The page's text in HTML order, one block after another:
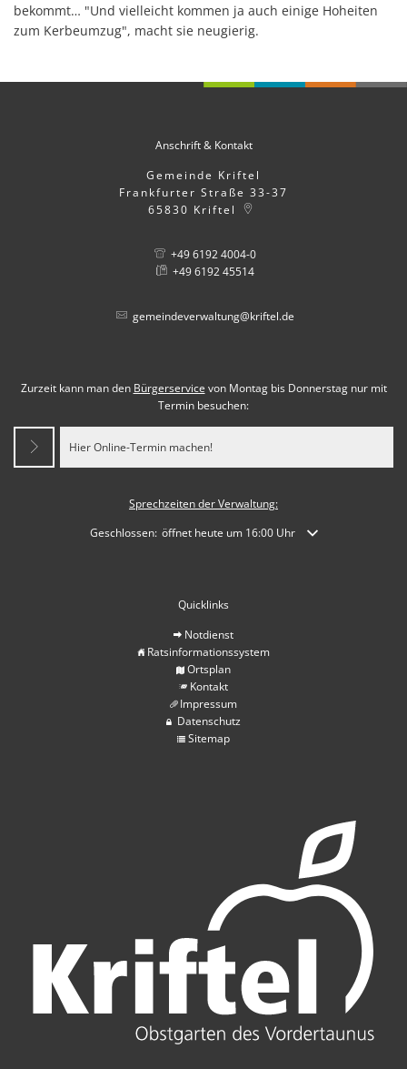
bekommt… "Und vielleicht kommen ja auch einige Hoheiten
zum Kerbeumzug", macht sie neugierig.
Anschrift & Kontakt
Gemeinde Kriftel
Frankfurter Straße 33-37
65830 Kriftel
+49 6192 4004-0
+49 6192 45514
gemeindeverwaltung@kriftel.de
Zurzeit kann man den Bürgerservice von Montag bis Donnerstag nur mit
Termin besuchen:
Hier Online-Termin machen!
Sprechzeiten der Verwaltung:
Klicken, um weitere Öffnungs- oder Schließzeiten
Geschlossen: öffnet heute um 16:00 Uhr
Quicklinks
Notdienst
Ratsinformationssystem
Ortsplan
Kontakt
Impressum
Datenschutz
Sitemap